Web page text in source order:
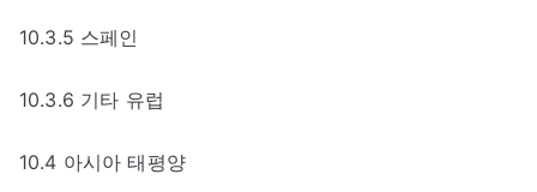
10.3.5 스페인
10.3.6 기타 유럽
10.4 아시아 태평양